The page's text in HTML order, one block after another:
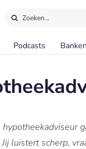
Zoeken…
Podcasts
luistert scherp,